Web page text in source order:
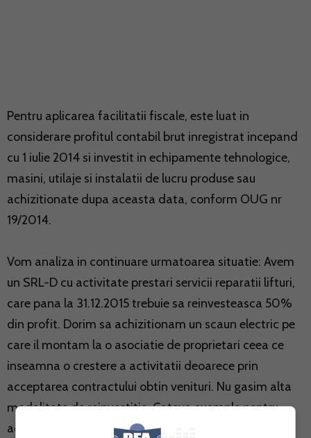
Pentru aplicarea facilitatii fiscale, este luat in
considerare profitul contabil brut inregistrat incepand
cu 1 iulie 2014 si investit in echipamente tehnologice,
masini, utilaje si instalatii de lucru produse sau
achizitionate dupa aceasta data, conform OUG nr
19/2014.
Vom analiza in continuare urmatoarea situatie: Avem
un SRL-D cu activitate prestari servicii reparatii lifturi,
care pana la 31.12.2015 trebuie sa reinvesteasca 50%
din profit. Dorim sa achizitionam un scaun electric pe
care il montam la o asociatie de proprietari ceea ce
inseamna o crestere a activitatii deoarece prin
acceptarea contractului obtin venituri. Nu gasim alta
modalitate de reinvestitie. Cateva exemple pentru
acest tip de activitate?